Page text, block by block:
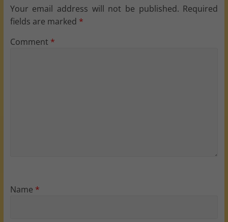
Your email address will not be published. Required
fields are marked *
Comment *
Name *